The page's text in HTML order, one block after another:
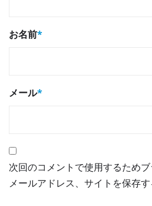
お名前*
メール*
次回のコメントで使用するためブ
メールアドレス、サイトを保存す